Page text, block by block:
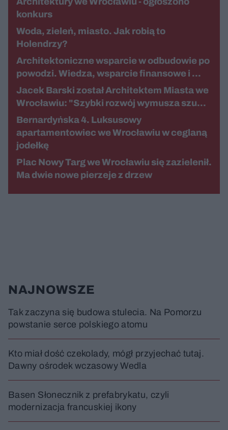
konkurs
Woda, zieleń, miasto. Jak robią to
Holendrzy?
Architektoniczne wsparcie w odbudowie po
powodzi. Wiedza, wsparcie finansowe i …
Jacek Barski został Architektem Miasta we
Wrocławiu: "Szybki rozwój wymusza szu…
Bernardyńska 4. Luksusowy
apartamentowiec we Wrocławiu w ceglaną
jodełkę
Plac Nowy Targ we Wrocławiu się zazielenił.
Ma dwie nowe pierzeje z drzew
NAJNOWSZE
Tak zaczyna się budowa stulecia. Na Pomorzu
powstanie serce polskiego atomu
Kto miał dość czekolady, mógł przyjechać tutaj.
Dawny ośrodek wczasowy Wedla
Basen Słonecznik z prefabrykatu, czyli
modernizacja francuskiej ikony